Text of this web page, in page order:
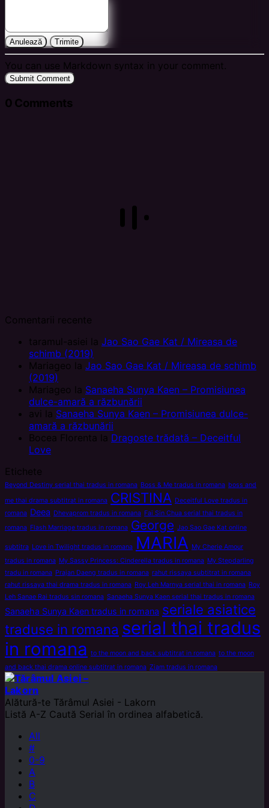
Anulează Trimite
You can use Markdown syntax in your comment.
Submit Comment
0 Comments
Comentarii recente
taramul-asiei
la Jao Sao Gae Kat / Mireasa de
schimb (2019)
Mariageo la Jao Sao Gae Kat / Mireasa de schimb
(2019)
Mariageo la Sanaeha Sunya Kaen – Promisiunea
dulce-amară a răzbunării
avi
la Sanaeha Sunya Kaen – Promisiunea dulce-
amară a răzbunării
Bocea Florenta la Dragoste trădată – Deceitful
Love
Etichete
Beyond Destiny serial thai tradus in romana Boss & Me tradus in romana boss and
me thai drama subtitrat in romana CRISTINA Deceitful Love tradus in
romana Deea Dhevaprom tradus in romana Fai Sin Chua serial thai tradus in
romana Flash Marriage tradus in romana George Jao Sao Gae Kat online
subtitra Love in Twilight tradus in romana MARIA My Cherie Amour
tradus in romana My Sassy Princess: Cinderella tradus in romana My Stepdarling
tradu in romana Prajan Daeng tradus in romana rahut rissaya subtitrat in romana
rahut rissaya thai drama tradus in romana Roy Leh Marnya serial thai in romana Roy
Leh Sanae Rai tradus sin romana Sanaeha Sunya Kaen serial thai tradus in romana
Sanaeha Sunya Kaen tradus in romana seriale asiatice
traduse in romana serial thai tradus
in romana to the moon and back subtitrat in romana to the moon
and back thai drama online subtitrat in romana Ziam tradus in romana
Alătură-te Tărâmul Asiei - Lakorn
Listă A-Z Caută Serial în ordinea alfabetică.
All
#
0-9
A
B
C